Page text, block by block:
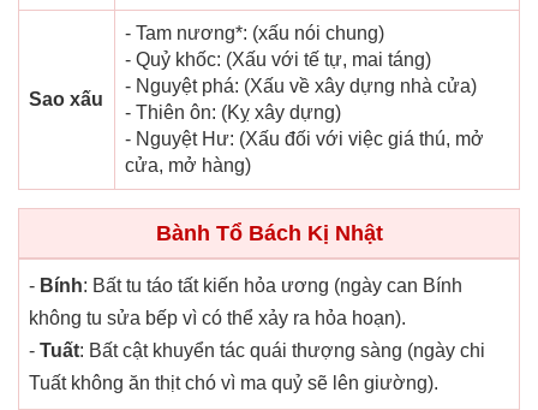
Sao xấu
- Tam nương*: (xấu nói chung)
- Quỷ khốc: (Xấu với tế tự, mai táng)
- Nguyệt phá: (Xấu về xây dựng nhà cửa)
- Thiên ôn: (Kỵ xây dựng)
- Nguyệt Hư: (Xấu đối với việc giá thú, mở
cửa, mở hàng)
Bành Tổ Bách Kị Nhật
- Bính: Bất tu táo tất kiến hỏa ương (ngày can Bính
không tu sửa bếp vì có thể xảy ra hỏa hoạn).
- Tuất: Bất cật khuyển tác quái thượng sàng (ngày chi
Tuất không ăn thịt chó vì ma quỷ sẽ lên giường).